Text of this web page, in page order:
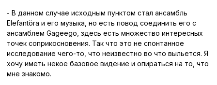
- В данном случае исходным пунктом стал ансамбль
Elefantöra и его музыка, но есть повод соединить его с
ансамблем Gageego, здесь есть множество интересных
точек соприкосновения. Так что это не спонтанное
исследование чего-то, что неизвестно во что выльется. Я
хочу иметь некое базовое видение и опираться на то, что
мне знакомо.